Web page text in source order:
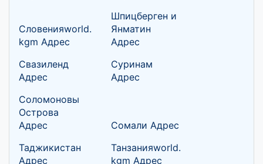
Словенияworld.
kgm Адрес
Шпицберген и
Янматин
Адрес
Свазиленд
Адрес
Суринам
Адрес
Соломоновы
Острова
Адрес
Сомали Адрес
Таджикистан
Адрес
Танзанияworld.
kgm Адрес